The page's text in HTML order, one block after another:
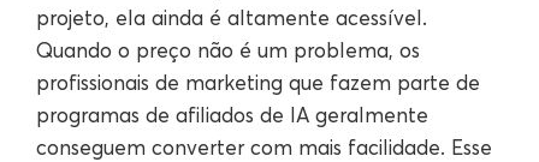
projeto, ela ainda é altamente acessível.
Quando o preço não é um problema, os
profissionais de marketing que fazem parte de
programas de afiliados de IA geralmente
conseguem converter com mais facilidade. Esse